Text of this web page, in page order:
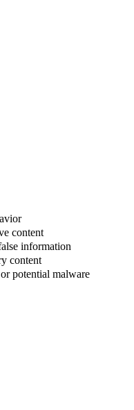
content
information
content
potential malware